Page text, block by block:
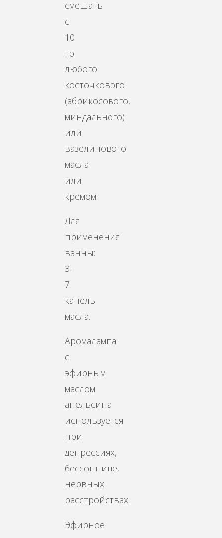
смешать
с
10
гр.
любого
косточкового
(абрикосового,
миндального)
или
вазелинового
масла
или
кремом.
Для
применения
ванны:
3-
7
капель
масла.
Аромалампа
с
эфирным
маслом
апельсина
используется
при
депрессиях,
бессоннице,
нервных
расстройствах.
Эфирное